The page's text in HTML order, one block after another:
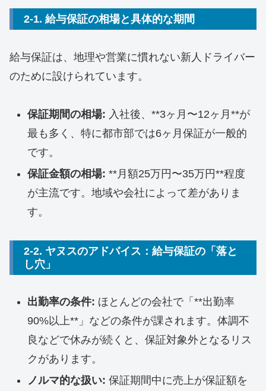
2-1. 給与保証の相場と具体的な期間
給与保証は、地理や営業に慣れない新人ドライバー
のために設けられています。
保証期間の相場: 入社後、**3ヶ月〜12ヶ月**が
最も多く、特に都市部では6ヶ月保証が一般的
です。
保証金額の相場: **月額25万円〜35万円**程度
が主流です。地域や会社によって差がありま
す。
2-2. ヤヌスのアドバイス：給与保証の「落と
し穴」
出勤率の条件: ほとんどの会社で「**出勤率
90%以上**」などの条件が課されます。体調不
良などで休みが続くと、保証対象外となるリス
クがあります。
ノルマ的な扱い: 保証期間中に売上が保証額を